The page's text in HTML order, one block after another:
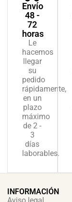
Envío
48 -
72
horas
Le
hacemos
llegar
su
pedido
rápidamente,
en un
plazo
máximo
de 2 -
3
días
laborables.
INFORMACIÓN